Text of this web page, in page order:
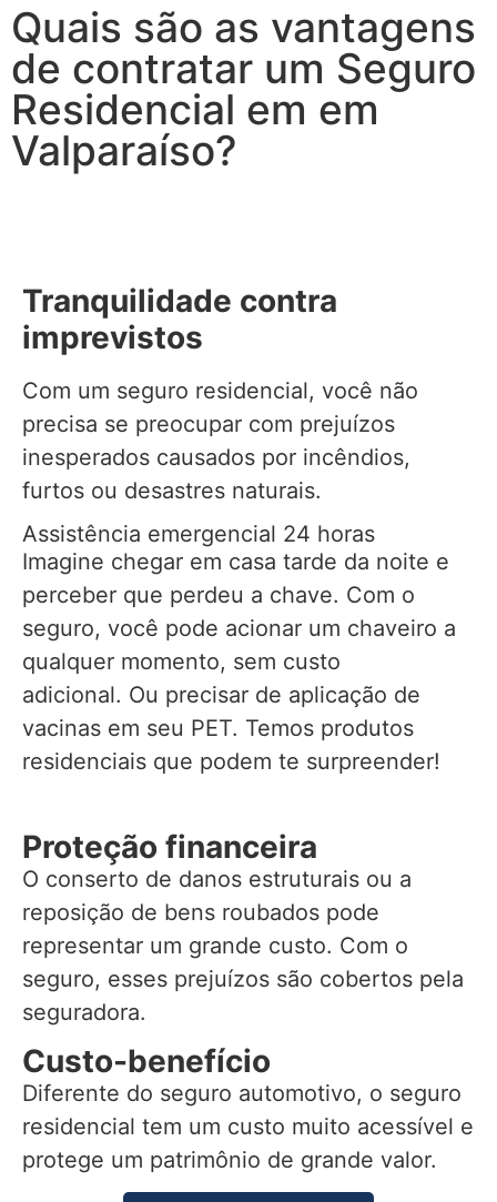
Quais são as vantagens
de contratar um Seguro
Residencial em em
Valparaíso?
Tranquilidade contra
imprevistos
Com um seguro residencial, você não
precisa se preocupar com prejuízos
inesperados causados por incêndios,
furtos ou desastres naturais.
Assistência emergencial 24 horas
Imagine chegar em casa tarde da noite e
perceber que perdeu a chave. Com o
seguro, você pode acionar um chaveiro a
qualquer momento, sem custo
adicional. Ou precisar de aplicação de
vacinas em seu PET. Temos produtos
residenciais que podem te surpreender!
Proteção financeira
O conserto de danos estruturais ou a
reposição de bens roubados pode
representar um grande custo. Com o
seguro, esses prejuízos são cobertos pela
seguradora.
Custo-benefício
Diferente do seguro automotivo, o seguro
residencial tem um custo muito acessível e
protege um patrimônio de grande valor.